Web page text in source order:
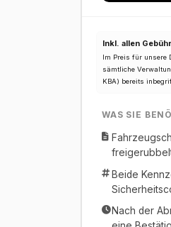
Inkl. allen
Im Preis für unsere
sämtliche
KBA) bereits
WAS SIE
Beide
Nach der